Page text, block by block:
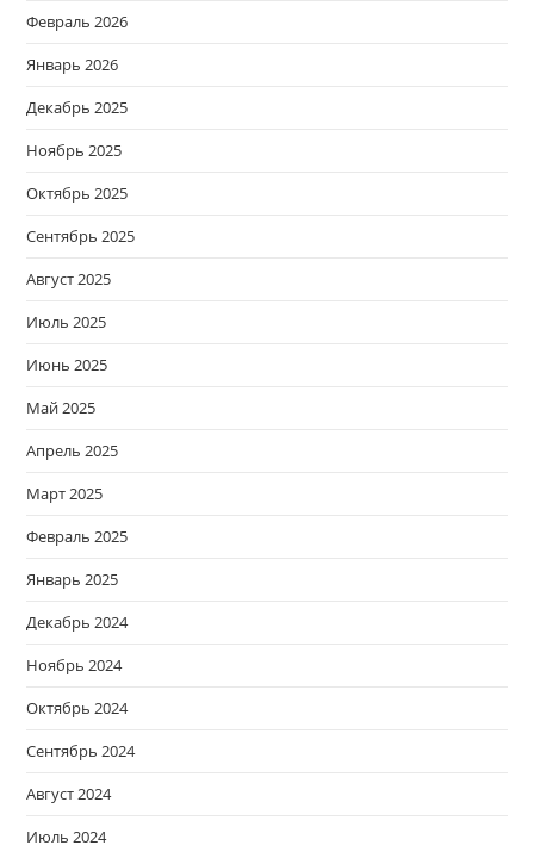
Февраль 2026
Январь 2026
Декабрь 2025
Ноябрь 2025
Октябрь 2025
Сентябрь 2025
Август 2025
Июль 2025
Июнь 2025
Май 2025
Апрель 2025
Март 2025
Февраль 2025
Январь 2025
Декабрь 2024
Ноябрь 2024
Октябрь 2024
Сентябрь 2024
Август 2024
Июль 2024